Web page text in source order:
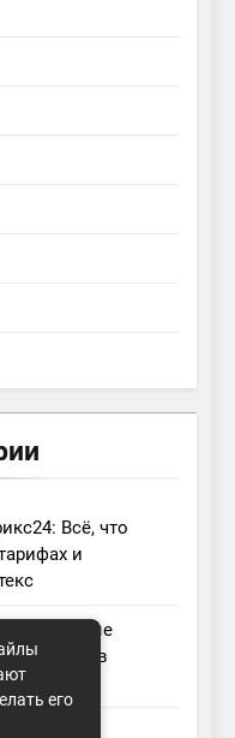
Всё, что
и
Основные
серверов в
его